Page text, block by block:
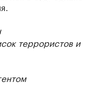
террористов и